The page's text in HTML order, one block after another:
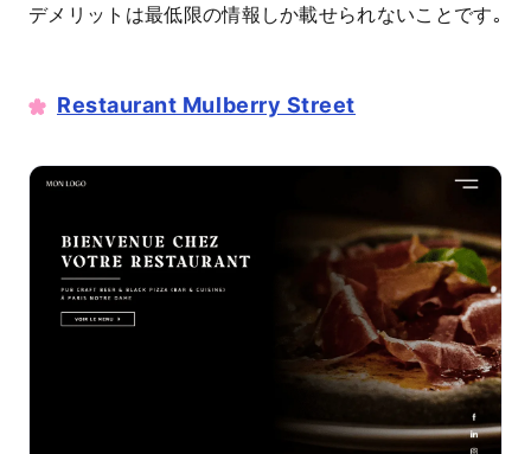
デメリットは最低限の情報しか載せられないことです｡
Restaurant Mulberry Street